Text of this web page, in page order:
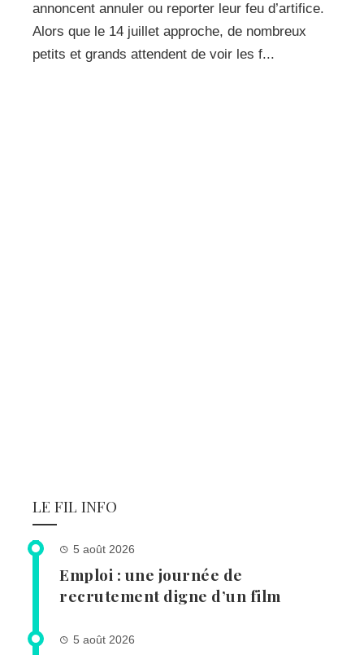
annoncent annuler ou reporter leur feu d’artifice.
Alors que le 14 juillet approche, de nombreux
petits et grands attendent de voir les f...
LE FIL INFO
5 août 2026
Emploi : une journée de
recrutement digne d’un film
5 août 2026